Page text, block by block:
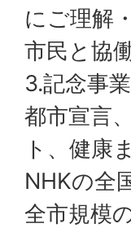
にご理解
市民と協
3.記念事
都市宣言
ト、健康
NHKの全
全市規模